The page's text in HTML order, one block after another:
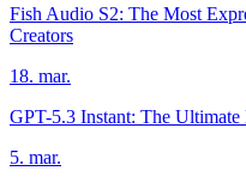
Fish Audio S2: The Most
Creators
18. mar.
GPT-5.3 Instant: The
5. mar.